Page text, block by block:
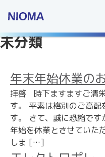
未分類
年末年始休業の
拝啓 時下ますますご清
す。 平素は格別のご高
す。 さて、誠に恐縮で
年始を休業とさせていた
しま […]